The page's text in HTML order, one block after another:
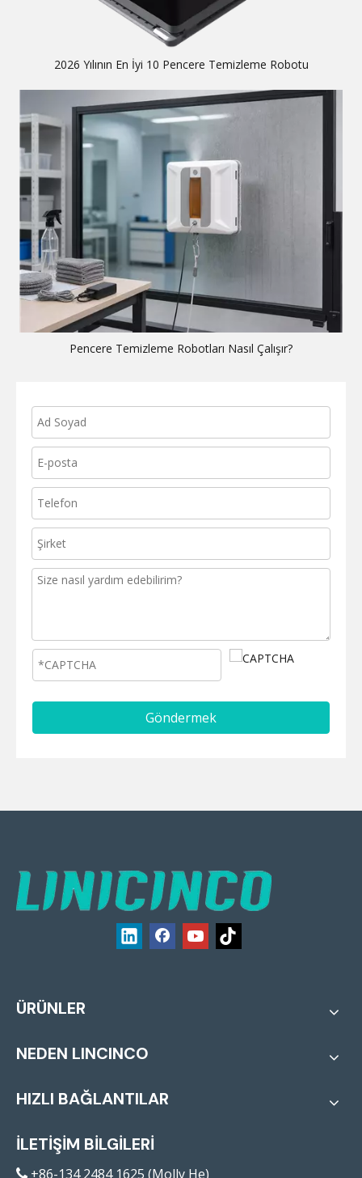
2026 Yılının En İyi 10 Pencere Temizleme Robotu
Pencere Temizleme Robotları Nasıl Çalışır?
Göndermek
ÜRÜNLER
NEDEN LINCINCO
HIZLI BAĞLANTILAR
İLETİŞİM BİLGİLERİ
 +86-134 2484 1625 (Molly He)